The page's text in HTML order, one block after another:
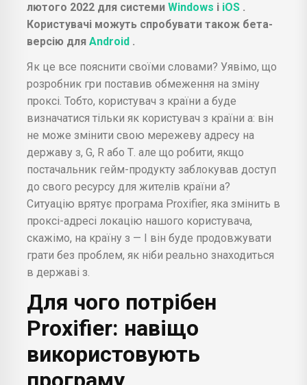
лютого 2022 для системи Windows і iOS .
Користувачі можуть спробувати також бета-
версію для Android .
Як це все пояснити своїми словами? Уявімо, що
розробник гри поставив обмеження на зміну
проксі. Тобто, користувач з країни а буде
визначатися тільки як користувач з країни а: він
не може змінити свою мережеву адресу на
державу з, G, R або Т. але що робити, якщо
постачальник гейм-продукту заблокував доступ
до свого ресурсу для жителів країни а?
Ситуацію врятує програма Proxifier, яка змінить в
проксі-адресі локацію нашого користувача,
скажімо, на країну з — І він буде продовжувати
грати без проблем, як ніби реально знаходиться
в державі з.
Для чого потрібен
Proxifier: навіщо
використовують